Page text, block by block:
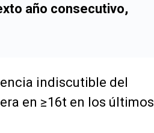
año consecutivo,
indiscutible del
en ≥16t en los últimos